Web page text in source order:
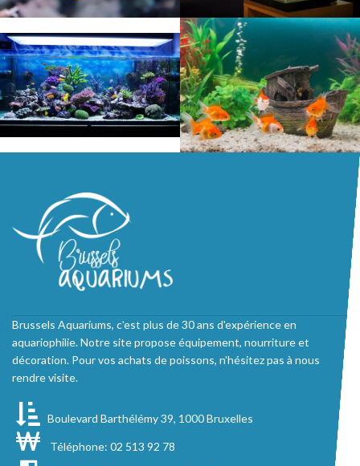
Brussels Aquariums, c'est plus de 30 ans d'expérience en
aquariophilie. Notre site propose équipement, nourriture et
décoration. Pour vos achats de poissons, n'hésitez pas à nous
rendre visite.
Boulevard Barthélémy 39, 1000 Bruxelles
Téléphone: 02 513 92 78